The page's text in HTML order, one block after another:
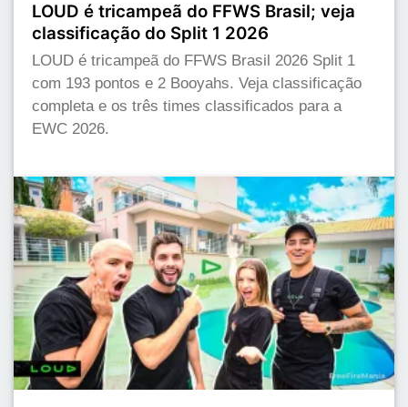
LOUD é tricampeã do FFWS Brasil; veja
classificação do Split 1 2026
LOUD é tricampeã do FFWS Brasil 2026 Split 1
com 193 pontos e 2 Booyahs. Veja classificação
completa e os três times classificados para a
EWC 2026.